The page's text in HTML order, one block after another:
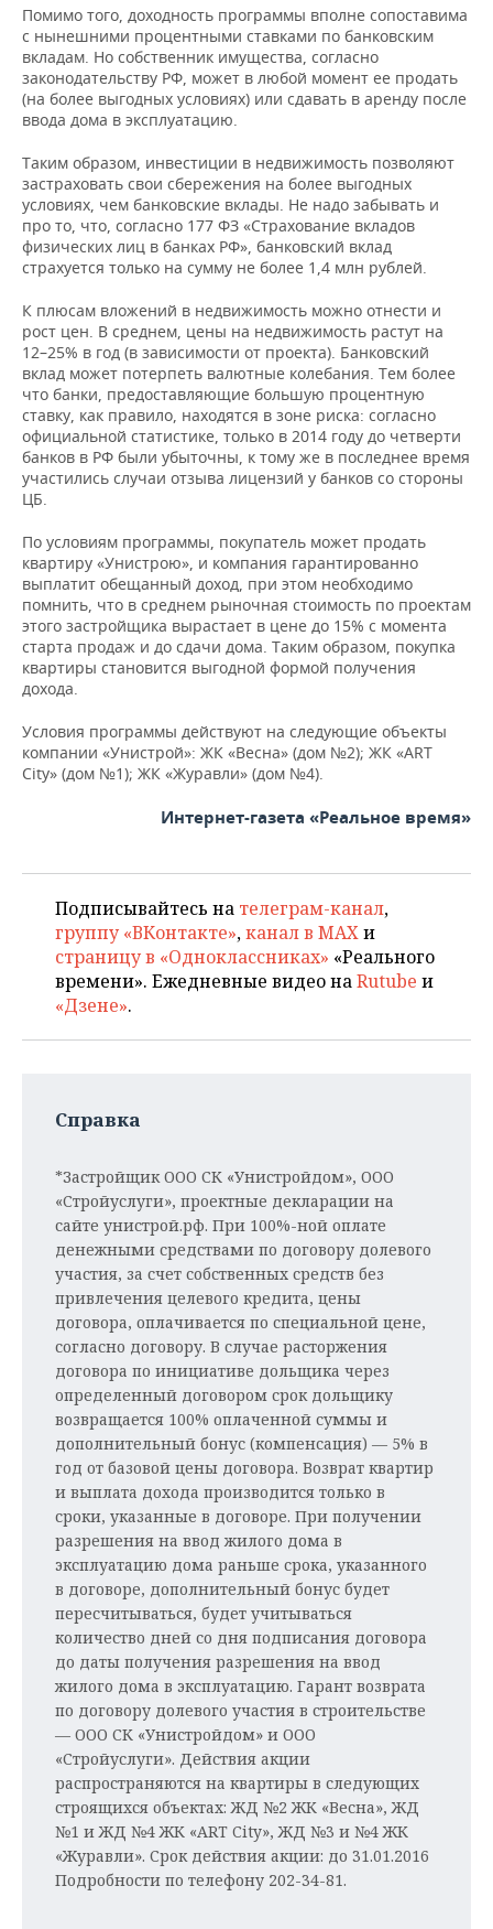
Помимо того, доходность программы вполне сопоставима
с нынешними процентными ставками по банковским
вкладам. Но собственник имущества, согласно
законодательству РФ, может в любой момент ее продать
(на более выгодных условиях) или сдавать в аренду после
ввода дома в эксплуатацию.
Таким образом, инвестиции в недвижимость позволяют
застраховать свои сбережения на более выгодных
условиях, чем банковские вклады. Не надо забывать и
про то, что, согласно 177 ФЗ «Страхование вкладов
физических лиц в банках РФ», банковский вклад
страхуется только на сумму не более 1,4 млн рублей.
К плюсам вложений в недвижимость можно отнести и
рост цен. В среднем, цены на недвижимость растут на
12–25% в год (в зависимости от проекта). Банковский
вклад может потерпеть валютные колебания. Тем более
что банки, предоставляющие большую процентную
ставку, как правило, находятся в зоне риска: согласно
официальной статистике, только в 2014 году до четверти
банков в РФ были убыточны, к тому же в последнее время
участились случаи отзыва лицензий у банков со стороны
ЦБ.
По условиям программы, покупатель может продать
квартиру «Унистрою», и компания гарантированно
выплатит обещанный доход, при этом необходимо
помнить, что в среднем рыночная стоимость по проектам
этого застройщика вырастает в цене до 15% с момента
старта продаж и до сдачи дома. Таким образом, покупка
квартиры становится выгодной формой получения
дохода.
Условия программы действуют на следующие объекты
компании «Унистрой»: ЖК «Весна» (дом №2); ЖК «ART
City» (дом №1); ЖК «Журавли» (дом №4).
Интернет-газета «Реальное время»
Подписывайтесь на телеграм-канал,
группу «ВКонтакте»,канал в MAXи
страницу в «Одноклассниках» «Реального
времени». Ежедневные видео наRutube и
«Дзене».
Справка
*Застройщик ООО СК «Унистройдом», ООО
«Стройуслуги», проектные декларации на
сайте унистрой.рф. При 100%-ной оплате
денежными средствами по договору долевого
участия, за счет собственных средств без
привлечения целевого кредита, цены
договора, оплачивается по специальной цене,
согласно договору. В случае расторжения
договора по инициативе дольщика через
определенный договором срок дольщику
возвращается 100% оплаченной суммы и
дополнительный бонус (компенсация) — 5% в
год от базовой цены договора. Возврат квартир
и выплата дохода производится только в
сроки, указанные в договоре. При получении
разрешения на ввод жилого дома в
эксплуатацию дома раньше срока, указанного
в договоре, дополнительный бонус будет
пересчитываться, будет учитываться
количество дней со дня подписания договора
до даты получения разрешения на ввод
жилого дома в эксплуатацию. Гарант возврата
по договору долевого участия в строительстве
— ООО СК «Унистройдом» и ООО
«Стройуслуги». Действия акции
распространяются на квартиры в следующих
строящихся объектах: ЖД №2 ЖК «Весна», ЖД
№1 и ЖД №4 ЖК «ART City», ЖД №3 и №4 ЖК
«Журавли». Срок действия акции: до 31.01.2016
Подробности по телефону 202-34-81.